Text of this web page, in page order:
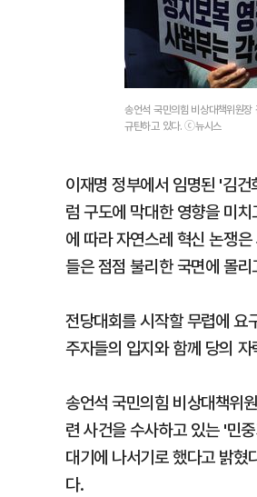
송언석 국민의힘 비상대책위원
규탄하고 있다. ⓒ뉴시스
이재명 정부에서 임명된 '김
럼 구도에 막대한 영향을 미
에 따라 자연스레 혁신 논쟁
들은 점점 불리한 국면에 몰
전당대회를 시작할 무렵에 요
주자들의 입지와 함께 당의
송언석 국민의힘 비상대책위
련 사건을 수사하고 있는 '민
대기에 나서기로 했다고 밝혔
다.